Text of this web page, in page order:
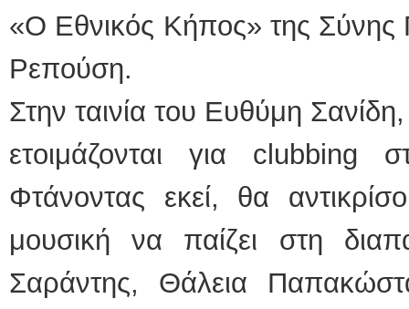
«O Εθνικός Κήπος» της
Ρεπούση.
Στην ταινία του Ευθύμη
ετοιμάζονται για clubbing
Φτάνοντας εκεί, θα
μουσική να παίζει στη
Σαράντης, Θάλεια